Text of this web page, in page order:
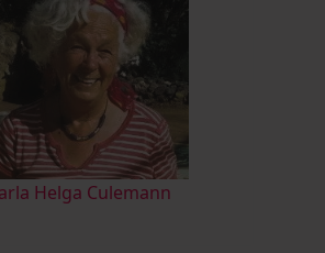
Helga Culemann